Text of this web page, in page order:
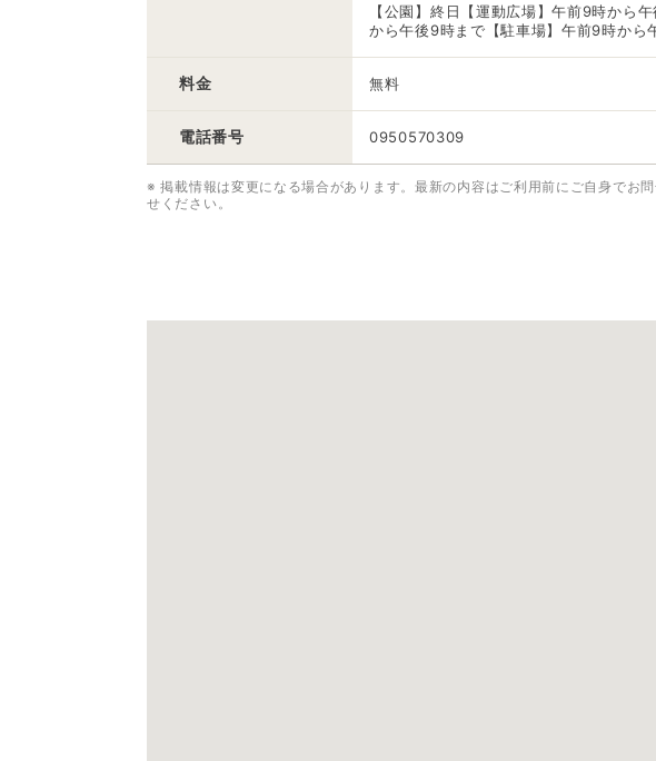
【公園】終日【運動広場】午前9時から
から午後9時まで【駐車場】午前9時から
料金 無料
電話番号 0950570309
※ 掲載情報は変更になる場合があります。最新の内容はご利用前にご自身でお問
せください。